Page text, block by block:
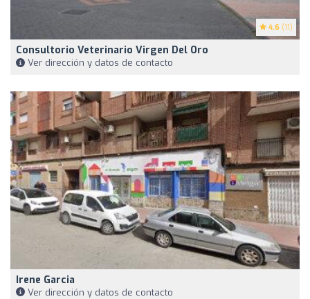
4.6 (11)
Consultorio Veterinario Virgen Del Oro
Ver dirección y datos de contacto
Irene Garcia
Ver dirección y datos de contacto